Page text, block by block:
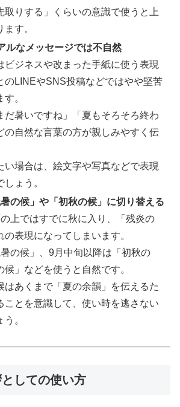
取りする」くらいの意識で使うと上
す。
ルなメッセージでは不自然
ビジネスや改まった手紙に使う表現
のLINEやSNS投稿などではやや堅苦
。
だ暑いですね」「夏もそろそろ終わ
の自然な言葉の方が親しみやすく伝
い場合は、絵文字や写真などで表現
ょう。
の候」や「初秋の候」に切り替える
上ではすでに秋に入り、「残炎の
の表現になってしまいます。
の候」、9月中旬以降は「初秋の
候」などを使うと自然です。
はあくまで「夏の余韻」を伝えるた
ことを意識して、使い時を逃さない
。
しての使い方